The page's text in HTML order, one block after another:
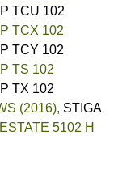
TCU 102
TCX 102
TCY 102
TS 102
TX 102
(2016), STIGA
5102 H